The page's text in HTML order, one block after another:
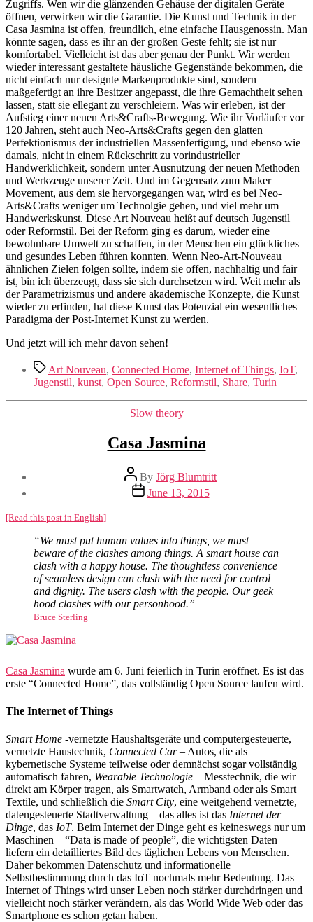
Zugriffs. Wen wir die glänzenden Gehäuse der digitalen Geräte
öffnen, verwirken wir die Garantie. Die Kunst und Technik in der
Casa Jasmina ist offen, freundlich, eine einfache Hausgenossin. Man
könnte sagen, dass es ihr an der großen Geste fehlt; sie ist nur
komfortabel. Vielleicht ist das aber genau der Punkt. Wir werden
wieder interessant gestaltete häusliche Gegenstände bekommen, die
nicht einfach nur designte Markenprodukte sind, sondern
maßgefertigt an ihre Besitzer angepasst, die ihre Gemachtheit sehen
lassen, statt sie ellegant zu verschleiern. Was wir erleben, ist der
Aufstieg einer neuen Arts&Crafts-Bewegung. Wie ihr Vorläufer vor
120 Jahren, steht auch Neo-Arts&Crafts gegen den glatten
Perfektionismus der industriellen Massenfertigung, und ebenso wie
damals, nicht in einem Rückschritt zu vorindustrieller
Handwerklichkeit, sondern unter Ausnutzung der neuen Methoden
und Werkzeuge unserer Zeit. Und im Gegensatz zum Maker
Movement, aus dem sie hervorgegangen war, wird es bei Neo-
Arts&Crafts weniger um Technolgie gehen, und viel mehr um
Handwerkskunst. Diese Art Nouveau heißt auf deutsch Jugenstil
oder Reformstil. Bei der Reform ging es darum, wieder eine
bewohnbare Umwelt zu schaffen, in der Menschen ein glückliches
und gesundes Leben führen konnten. Wenn Neo-Art-Nouveau
ähnlichen Zielen folgen sollte, indem sie offen, nachhaltig und fair
ist, bin ich überzeugt, dass sie sich durchsetzen wird. Weit mehr als
der Parametrizismus und andere akademische Konzepte, die Kunst
wieder zu erfinden, hat diese Kunst das Potenzial ein wesentliches
Paradigma der Post-Internet Kunst zu werden.
Und jetzt will ich mehr davon sehen!
TagsArt Nouveau, Connected Home, Internet of Things, IoT,
Jugenstil, kunst, Open Source, Reformstil, Share, Turin
Categories
Slow theory
Casa Jasmina
Post
author
By Jörg Blumtritt
Post
date
June 13, 2015
[Read this post in English]
“We must put human values into things, we must
beware of the clashes among things. A smart house can
clash with a happy house. The thoughtless convenience
of seamless design can clash with the need for control
and dignity. The users clash with the people. Our geek
hood clashes with our personhood.”
Bruce Sterling
Casa Jasmina wurde am 6. Juni feierlich in Turin eröffnet. Es ist das
erste “Connected Home”, das vollständig Open Source laufen wird.
The Internet of Things
Smart Home -vernetzte Haushaltsgeräte und computergesteuerte,
vernetzte Haustechnik, Connected Car– Autos, die als
kybernetische Systeme teilweise oder demnächst sogar vollständig
automatisch fahren, Wearable Technologie – Messtechnik, die wir
direkt am Körper tragen, als Smartwatch, Armband oder als Smart
Textile, und schließlich die Smart City, eine weitgehend vernetzte,
datengesteuerte Stadtverwaltung – das alles ist das Internet der
Dinge, das IoT. Beim Internet der Dinge geht es keineswegs nur um
Maschinen – “Data is made of people”, die wichtigsten Daten
liefern ein detailliertes Bild des täglichen Lebens von Menschen.
Daher bekommen Datenschutz und informationelle
Selbstbestimmung durch das IoT nochmals mehr Bedeutung. Das
Internet of Things wird unser Leben noch stärker durchdringen und
vielleicht noch stärker verändern, als das World Wide Web oder das
Smartphone es schon getan haben.